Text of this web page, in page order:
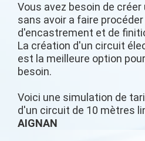
Vous avez besoin de
sans avoir a faire
d'encastrement et de
La création d'un circuit
est la meilleure option
besoin.
Voici une simulation de
d'un circuit de 10 mètres
AIGNAN